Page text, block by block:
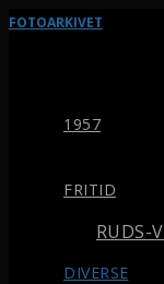
FOTOARKIVET
1957
FRITID
RUDS-
DIVERSE